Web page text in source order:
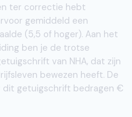
ter correctie hebt
gemiddeld een
(5,5 of hoger). Aan het
ben je de trotse
van NHA, dat zijn
bewezen heeft. De
dit getuigschrift bedragen €